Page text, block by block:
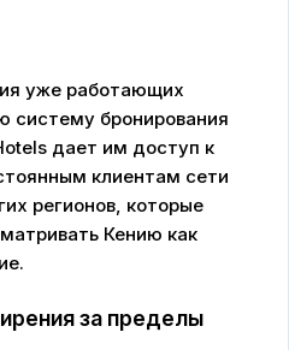
уже работающих
систему бронирования
дает им доступ к
клиентам сети
регионов, которые
Кению как
за пределы